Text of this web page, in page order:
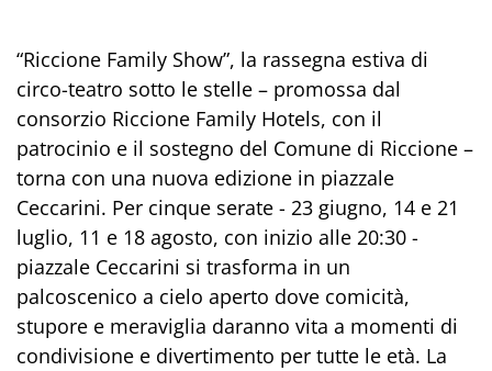
“Riccione Family Show”, la rassegna estiva di
circo-teatro sotto le stelle – promossa dal
consorzio Riccione Family Hotels, con il
patrocinio e il sostegno del Comune di Riccione –
torna con una nuova edizione in piazzale
Ceccarini. Per cinque serate - 23 giugno, 14 e 21
luglio, 11 e 18 agosto, con inizio alle 20:30 -
piazzale Ceccarini si trasforma in un
palcoscenico a cielo aperto dove comicità,
stupore e meraviglia daranno vita a momenti di
condivisione e divertimento per tutte le età. La